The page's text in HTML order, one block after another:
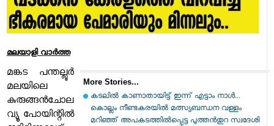
മലയാളി വാര്‍ത്ത
More Stories...
കടലിൽ കാണാതായിട്ട് ഇന്ന് എട്ടാം നാൾ...
കൊല്ലം നീണ്ടകരയിൽ മത്സ്യബന്ധന വള്ളം
മറിഞ്ഞ് അപകടത്തിൽപ്പെട്ട പുത്തൻതുറ സ്വദേശി
മങ്കട പന്തല്ലൂര്‍
മലയിലെ
കുരുങ്ങന്‍ചോല
വ്യൂ പോയിന്റില്‍